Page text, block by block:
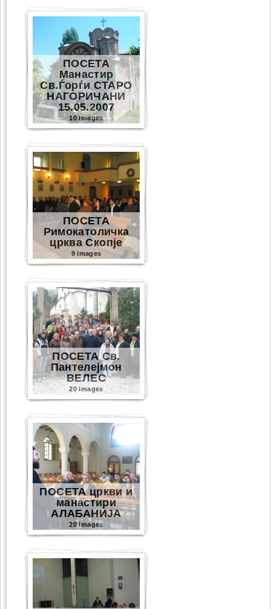
ПОСЕТА
Манастир
Св.Ѓорѓи СТАРО
НАГОРИЧАНИ
15.05.2007
10 images
ПОСЕТА
Римокатоличка
црква Скопје
9 images
ПОСЕТА Св.
Пантелејмон
ВЕЛЕС
20 images
ПОСЕТА цркви и
манастири
АЛАБАНИЈА
20 images